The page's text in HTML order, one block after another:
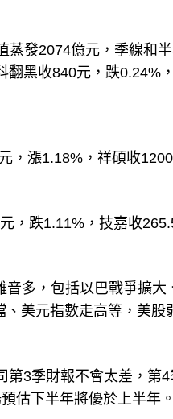
蒸發2074億元，季線和
翻黑收840元，跌0.24%
，漲1.18%，祥碩收
，跌1.11%，技嘉收
多，包括以巴戰爭擴大
美元指數走高等，美股
第3季財報不會太差，第4
估下半年將優於上半年。